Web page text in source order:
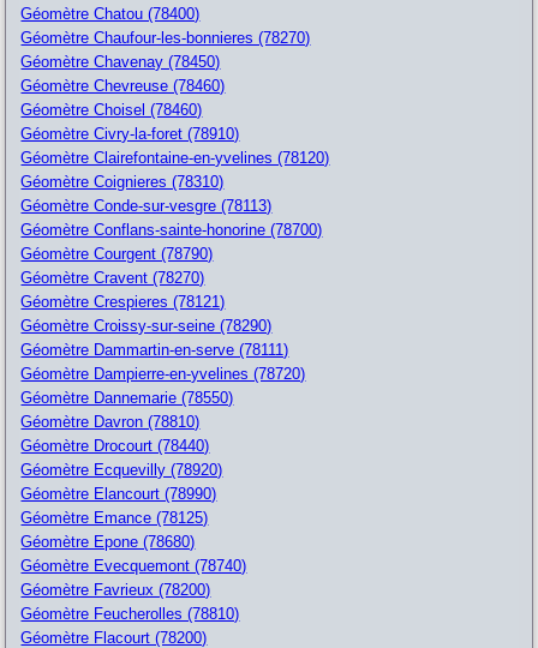
Géomètre Chatou (78400)
Géomètre Chaufour-les-bonnieres (78270)
Géomètre Chavenay (78450)
Géomètre Chevreuse (78460)
Géomètre Choisel (78460)
Géomètre Civry-la-foret (78910)
Géomètre Clairefontaine-en-yvelines (78120)
Géomètre Coignieres (78310)
Géomètre Conde-sur-vesgre (78113)
Géomètre Conflans-sainte-honorine (78700)
Géomètre Courgent (78790)
Géomètre Cravent (78270)
Géomètre Crespieres (78121)
Géomètre Croissy-sur-seine (78290)
Géomètre Dammartin-en-serve (78111)
Géomètre Dampierre-en-yvelines (78720)
Géomètre Dannemarie (78550)
Géomètre Davron (78810)
Géomètre Drocourt (78440)
Géomètre Ecquevilly (78920)
Géomètre Elancourt (78990)
Géomètre Emance (78125)
Géomètre Epone (78680)
Géomètre Evecquemont (78740)
Géomètre Favrieux (78200)
Géomètre Feucherolles (78810)
Géomètre Flacourt (78200)